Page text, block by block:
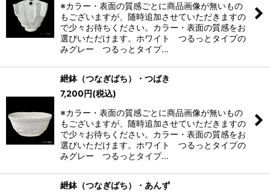
※カラー・表面の質感ごとに商品画像が無いもの
もございますが、随時追加させていただきますの
で少々お待ちください。カラー・表面の質感をお
選びいただけます。ホワイト つるっとタイプの
みグレー つるっとタイプ…
紲鉢（つなぎばち）・つばき
7,200円(税込)
※カラー・表面の質感ごとに商品画像が無いもの
もございますが、随時追加させていただきますの
で少々お待ちください。カラー・表面の質感をお
選びいただけます。ホワイト つるっとタイプの
みグレー つるっとタイプ…
紲鉢（つなぎばち）・あんず